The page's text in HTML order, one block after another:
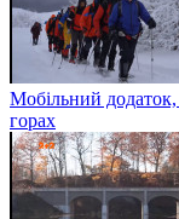
Мобільний
горах